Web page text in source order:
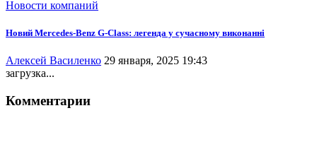
Новости компаний
Новий Mercedes-Benz G-Class: легенда у сучасному виконанні
Алексей Василенко 29 января, 2025 19:43
загрузка...
Комментарии